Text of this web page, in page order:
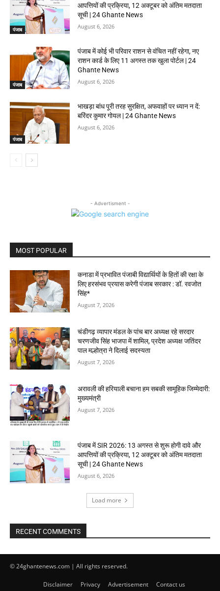
पंजाब
आपत्तियों की प्रक्रिया, 12 अक्टूबर को अंतिम मतदाता
सूची | 24 Ghante News
August 6, 2026
पंजाब
पंजाब में कोई भी परिवार राशन से वंचित नहीं रहेगा, नए
राशन कार्ड के लिए 11 अगस्त तक खुला पोर्टल | 24
Ghante News
August 6, 2026
पंजाब
भाखड़ा बांध पूरी तरह सुरक्षित, अफवाहों पर ध्यान न दें:
बरिंदर कुमार गोयल | 24 Ghante News
August 6, 2026
- Advertisment -
MOST POPULAR
कनाडा में प्रभावित पंजाबी विद्यार्थियों के हितों की रक्षा के
लिए हरसंभव प्रयास करेगी पंजाब सरकार : डॉ. रवजोत
सिंह*
August 7, 2026
चंडीगढ़ व्यापार मंडल के पांच बार अध्यक्ष रहे सरदार
चरणजीव सिंह भाजपा में शामिल, प्रदेश अध्यक्ष जतिंदर
पाल मल्होत्रा ने दिलाई सदस्यता
August 7, 2026
अरावली की हरियाली बचाना हम सबकी सामूहिक जिम्मेदारी:
मुख्यमंत्री
August 7, 2026
पंजाब में SIR 2026: 13 अगस्त से शुरू होगी दावे और
आपत्तियों की प्रक्रिया, 12 अक्टूबर को अंतिम मतदाता
सूची | 24 Ghante News
August 6, 2026
Load more
RECENT COMMENTS
© 24ghantenews.com | All rights reserved.
Disclaimer Privacy Advertisement Contact us